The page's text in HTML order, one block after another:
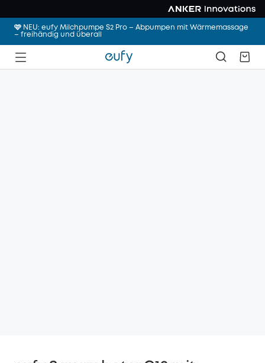
🩷 NEU: eufy Milchpumpe S2 Pro – Abpumpen mit Wärmemassage
– freihändig und überall